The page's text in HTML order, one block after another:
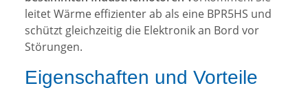
leitet Wärme effizienter ab als eine BPR5HS und
schützt gleichzeitig die Elektronik an Bord vor
Störungen.
Eigenschaften und Vorteile